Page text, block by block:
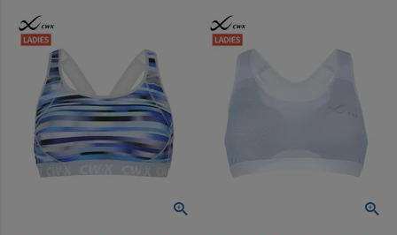
スタッフコーディネート
スタッフブログ